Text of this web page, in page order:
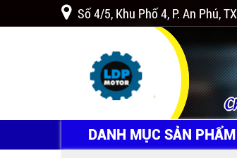
Số 4/5, Khu Phố 4, P. An Phú,
DANH MỤC SẢN PHẨM